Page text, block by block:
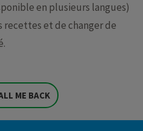
en plusieurs langues)
et de changer de
ME BACK